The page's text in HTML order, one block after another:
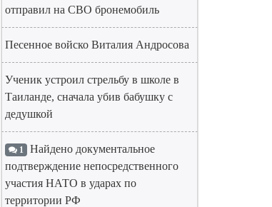
отправил на СВО бронемобиль
Песенное войско Виталия Андросова
Ученик устроил стрельбу в школе в
Таиланде, сначала убив бабушку с
дедушкой
1 Найдено документальное
подтверждение непосредственного
участия НАТО в ударах по
территории РФ